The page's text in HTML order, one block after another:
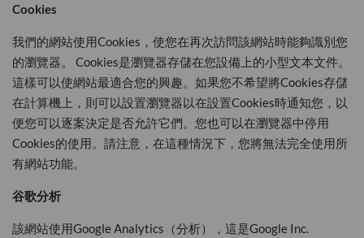
Cookies
我們的網站使用Cookies，使您在再次訪問該網站時能夠識別您
的瀏覽器。 Cookies是瀏覽器存儲在您設備上的小型文本文件。
這樣可以使網站最適合您的興趣。如果您不希望將Cookies存儲
在計算機上，則可以設置瀏覽器以在設置Cookies時通知您，以
便您可以逐案決定是否允許它們。您也可以在瀏覽器中停用
Cookies的使用。請注意，在這種情況下，您將無法完全使用所
有網站功能。
谷歌分析
該網站使用Google Analytics（分析），這是Google Inc.